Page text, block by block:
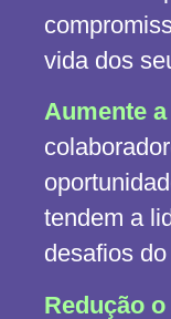
vida dos
Aumente
tendem a
desafios
Redução